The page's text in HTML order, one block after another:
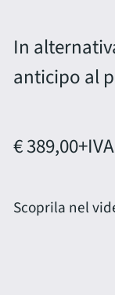
In
anticipo al
€ 389,00
Scoprila nel